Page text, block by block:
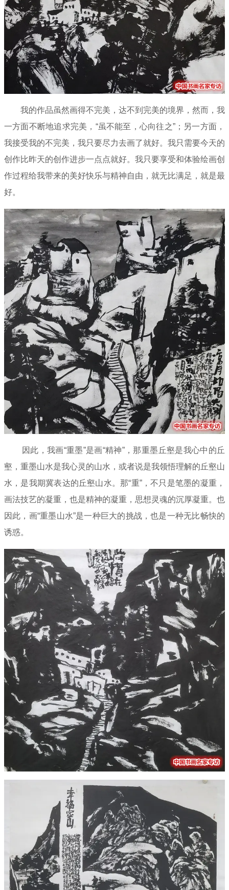
我的作品虽然画得不完美，达不到完美的境界，然而，我
一方面不断地追求完美，“虽不能至，心向往之”；另一方面，
我接受我的不完美，我只要尽力去画了就好。我只需要今天的
创作比昨天的创作进步一点点就好。我只要享受和体验绘画创
作过程给我带来的美好快乐与精神自由，就无比满足，就是最
好。
因此，我画“重墨”是画“精神”，那重墨丘壑是我心中的丘
壑，重墨山水是我心灵的山水，或者说是我领悟理解的丘壑山
水，是我期冀表达的丘壑山水。那“重”，不只是笔墨的凝重，
画法技艺的凝重，也是精神的凝重，思想灵魂的沉厚凝重。也
因此，画“重墨山水”是一种巨大的挑战，也是一种无比畅快的
诱惑。